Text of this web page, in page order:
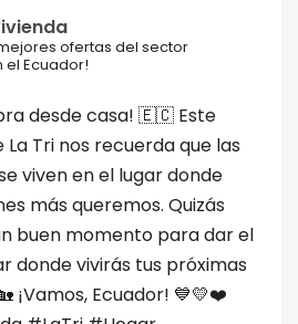
ofertas del sector
el Ecuador!